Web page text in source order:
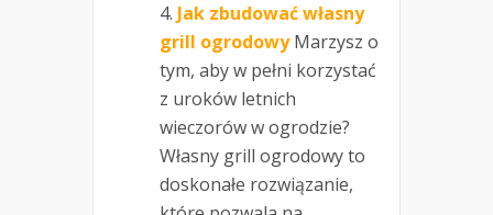
Jak zbudować własny
grill ogrodowy Marzysz o
tym, aby w pełni korzystać
z uroków letnich
wieczorów w ogrodzie?
Własny grill ogrodowy to
doskonałe rozwiązanie,